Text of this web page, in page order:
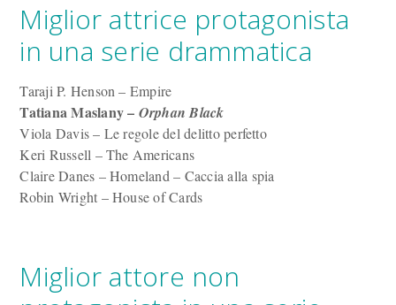
Miglior attrice protagonista
in una serie drammatica
Taraji P. Henson – Empire
Tatiana Maslany – Orphan Black
Viola Davis – Le regole del delitto perfetto
Keri Russell – The Americans
Claire Danes – Homeland – Caccia alla spia
Robin Wright – House of Cards
Miglior attore non